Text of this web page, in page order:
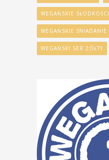
WEGAŃSKIE SŁODKOŚCI
WEGAŃSKIE ŚNIADANIE
WEGAŃSKI SER ŻÓŁTY